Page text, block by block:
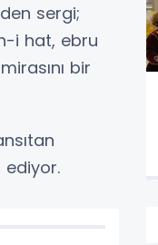
sergi;
i hat, ebru
bir
ediyor.